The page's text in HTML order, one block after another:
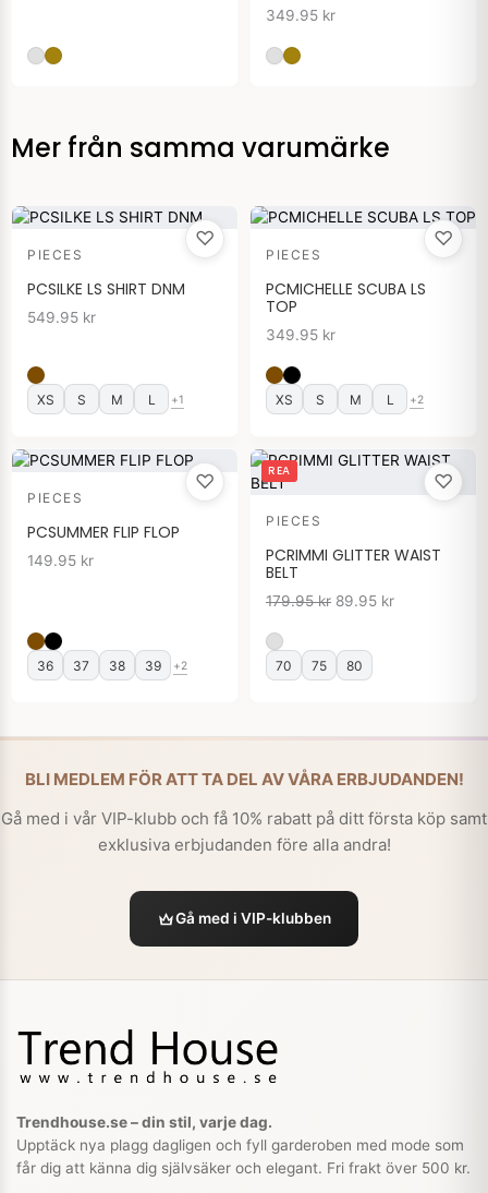
349.95 kr
Mer från samma varumärke
♡
PIECES
PCSILKE LS SHIRT DNM
549.95 kr
XS S M L +1
♡
PIECES
PCMICHELLE SCUBA LS
TOP
349.95 kr
XS S M L +2
♡
PIECES
PCSUMMER FLIP FLOP
149.95 kr
36 37 38 39 +2
♡
REA
PIECES
PCRIMMI GLITTER WAIST
BELT
179.95kr
Det
179.95 kr.
89.95 kr
Det
nuvarande
89.95 kr.
70 75 80
BLI MEDLEM FÖR ATT TA DEL AV VÅRA ERBJUDANDEN!
Gå med i vår VIP-klubb och få 10% rabatt på ditt första köp samt
exklusiva erbjudanden före alla andra!
Gå med i VIP-klubben
Trendhouse.se – din stil, varje dag.
Upptäck nya plagg dagligen och fyll garderoben med mode som
får dig att känna dig självsäker och elegant. Fri frakt över 500 kr.